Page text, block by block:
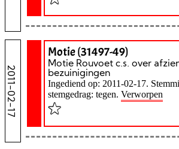
2011-02-17
Motie (31497-49)
Motie Rouvoet c.s. over
bezuinigingen
Ingediend op: 2011-02-17.
stemgedrag: tegen. Verworpen